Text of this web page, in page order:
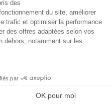
Bonnet Enfant Vinson